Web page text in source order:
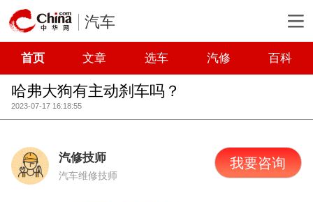
汽车
首页 文章 选车 汽修 百科
哈弗大狗有主动刹车吗？
2023-07-17 16:18:55
汽修技师
汽车维修技师
我要咨询